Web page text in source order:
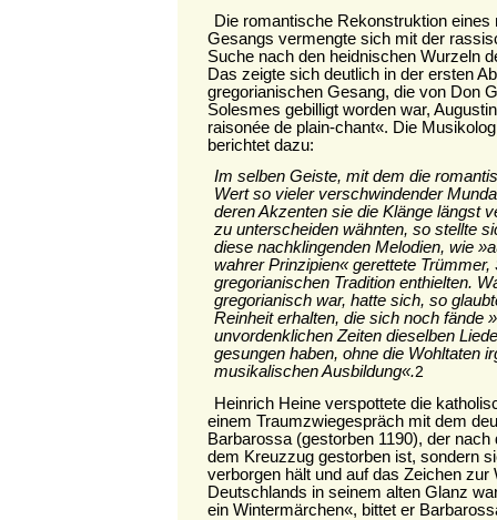
Die romantische Rekonstruktion
Gesangs vermengte sich mit der
Suche nach den heidnischen Wurzeln
Das zeigte sich deutlich in der ersten
gregorianischen Gesang, die von Don
Solesmes gebilligt worden war,
raisonée de plain-chant«. Die
berichtet dazu:
Im selben Geiste, mit dem die
Wert so vieler verschwindender
deren Akzenten sie die Klänge längst
zu unterscheiden wähnten, so stellte
diese nachklingenden Melodien, wie
wahrer Prinzipien« gerettete
gregorianischen Tradition enthielten.
gregorianisch war, hatte sich, so
Reinheit erhalten, die sich noch fände
unvordenklichen Zeiten dieselben
gesungen haben, ohne die Wohltaten
musikalischen Ausbildung«.2
Heinrich Heine verspottete die
einem Traumzwiegespräch mit dem
Barbarossa (gestorben 1190), der nach
dem Kreuzzug gestorben ist, sondern
verborgen hält und auf das Zeichen zur
Deutschlands in seinem alten Glanz
ein Wintermärchen«, bittet er